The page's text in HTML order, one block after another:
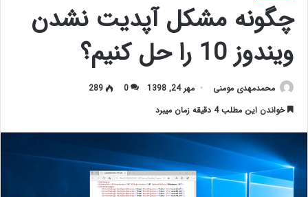
چگونه مشکل آپدیت نشدن
ویندوز 10 را حل کنیم؟
محمدمهدی مومنی مهر 24, 1398 0
289
خواندن این مطلب 4 دقیقه زمان میبرد